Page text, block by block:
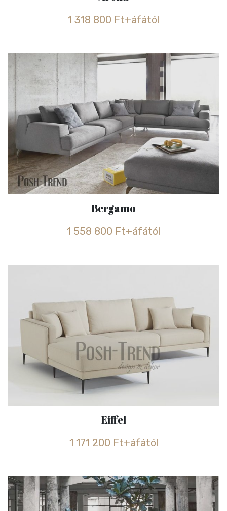
1 318 800 Ft+áfától
Bergamo
1 558 800 Ft+áfától
Eiffel
1 171 200 Ft+áfától